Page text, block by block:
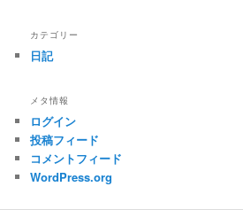
カテゴリー
日記
メタ情報
ログイン
投稿フィード
コメントフィード
WordPress.org